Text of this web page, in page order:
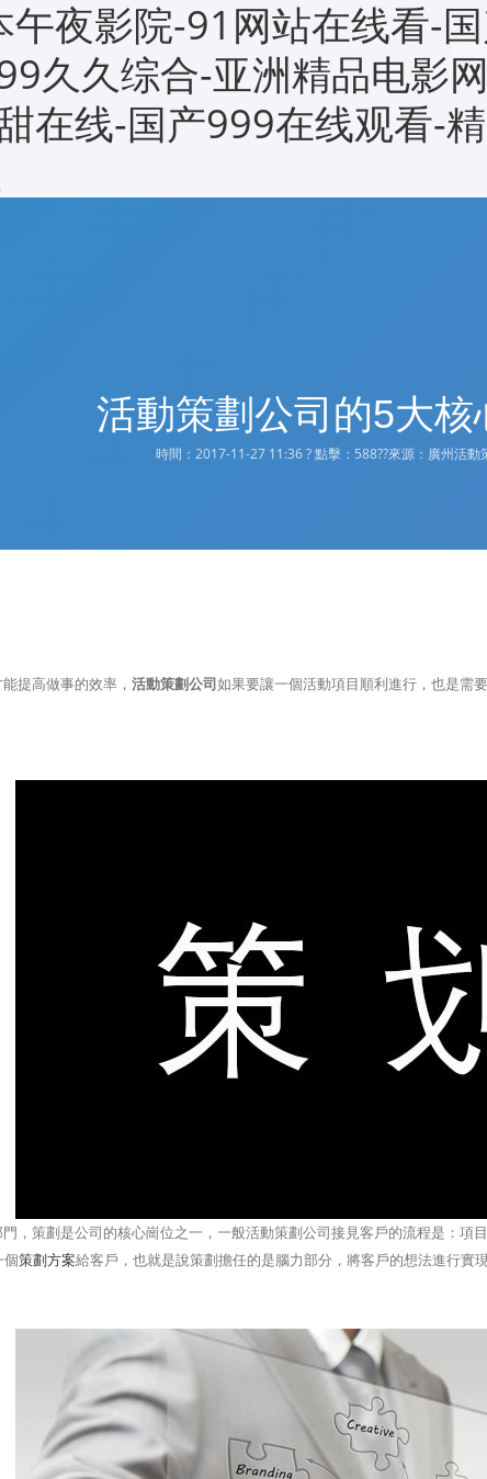
夜影院-91网站在线看-
久久综合-亚洲精品电影
线-国产999在线观看-
網站
活動策劃公司的5大核
時間：2017-11-27 11:36 ? 點擊： 588??來源：廣州活動
提高做事的效率， 活動策劃公司如果要讓一個活動項目順利進行，也是需
，策劃是公司的核心崗位之一，一般活動策劃公司接見客戶的流程是：項
個策劃方案給客戶，也就是說策劃擔任的是腦力部分，將客戶的想法進行實現